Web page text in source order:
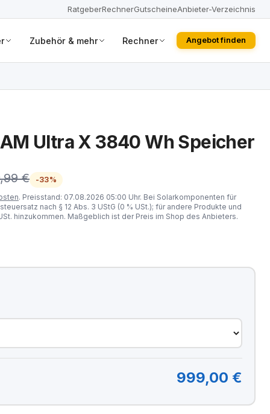
RatgeberRechnerGutscheineAnbieter-Verzeichnis
Zubehör & mehr Rechner Angebot finden
Ultra X 3840 Wh Speicher
€
-33%
. Preisstand: 07.08.2026 05:00 Uhr. Bei Solarkomponenten für
nach § 12 Abs. 3 UStG (0 % USt.); für andere Produkte und
hinzukommen. Maßgeblich ist der Preis im Shop des Anbieters.
999,00 €